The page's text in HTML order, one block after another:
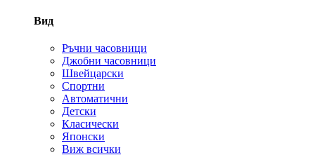
Вид
Ръчни часовници
Джобни часовници
Швейцарски
Спортни
Автоматични
Детски
Класически
Японски
Виж всички